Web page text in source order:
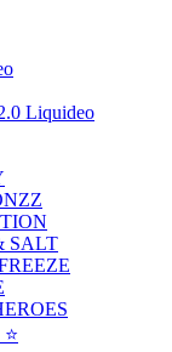
Liquideo
SALT